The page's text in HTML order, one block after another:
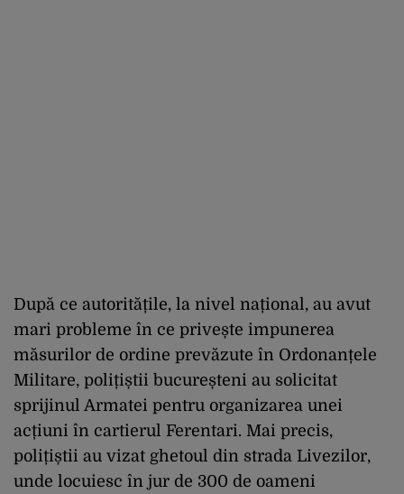
După ce autoritățile, la nivel național, au avut
mari probleme în ce privește impunerea
măsurilor de ordine prevăzute în Ordonanțele
Militare, polițiștii bucureșteni au solicitat
sprijinul Armatei pentru organizarea unei
acțiuni în cartierul Ferentari. Mai precis,
polițiștii au vizat ghetoul din strada Livezilor,
unde locuiesc în jur de 300 de oameni